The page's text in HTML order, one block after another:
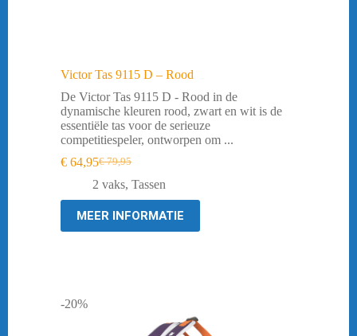
Victor Tas 9115 D – Rood
De Victor Tas 9115 D - Rood in de
dynamische kleuren rood, zwart en wit is de
essentiële tas voor de serieuze
competitiespeler, ontworpen om ...
€79,95
Oorspronkelijke
prijs
was:
€ 79,95.
€ 64,95Huidige
prijs
is:
€ 64,95.
2 vaks, Tassen
MEER INFORMATIE
-20%